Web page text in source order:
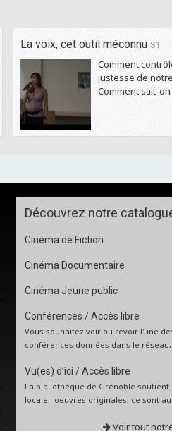
La voix, cet outil méconnu S1
Comment
justesse de
Comment sait-on
Découvrez notre
Cinéma de Fiction
Cinéma Documentaire
Cinéma Jeune public
Conférences / Accès libre
Vous souhaitez voir ou revoir l'une
conférences données dans le réseau,
Vu(es) d’ici / Accès libre
La bibliothèque de Grenoble soutient
locale : oeuvres originales, ce sont
Voir tout